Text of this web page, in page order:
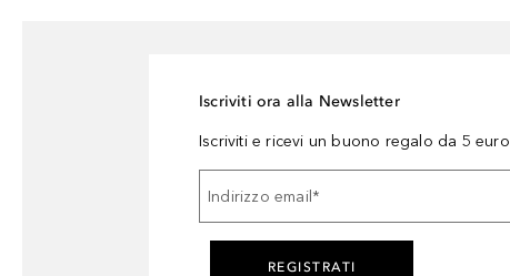
Iscriviti ora alla Newsletter
Iscriviti e ricevi un buono regalo da 5 euro
Indirizzo email *
REGISTRATI